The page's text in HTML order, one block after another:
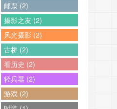
邮票 (2)
摄影之友 (2)
风光摄影 (2)
古桥 (2)
看历史 (2)
轻兵器 (2)
游戏 (2)